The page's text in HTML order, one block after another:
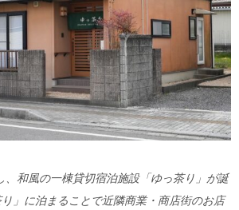
、和風の一棟貸切宿泊施設「ゆっ茶り」が誕
」に泊まることで近隣商業・商店街のお店